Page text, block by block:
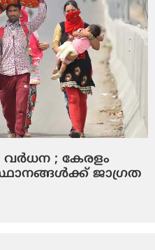
; കേരളം
ജാഗ്രത